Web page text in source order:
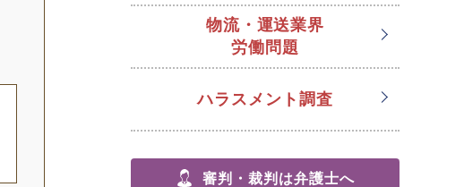
物流・運送業界
労働問題
ハラスメント調査
審判・裁判は弁護士へ